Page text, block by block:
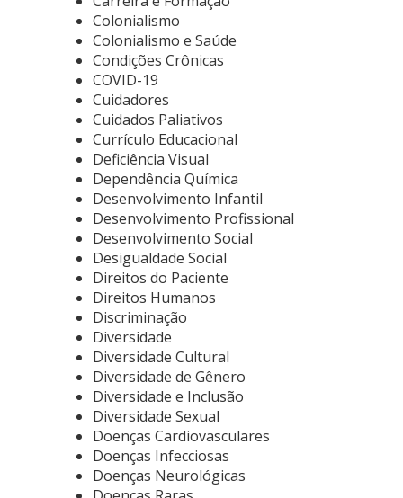
Colonialismo
Colonialismo e Saúde
Condições Crônicas
COVID-19
Cuidadores
Cuidados Paliativos
Currículo Educacional
Deficiência Visual
Dependência Química
Desenvolvimento Infantil
Desenvolvimento Profissional
Desenvolvimento Social
Desigualdade Social
Direitos do Paciente
Direitos Humanos
Discriminação
Diversidade
Diversidade Cultural
Diversidade de Gênero
Diversidade e Inclusão
Diversidade Sexual
Doenças Cardiovasculares
Doenças Infecciosas
Doenças Neurológicas